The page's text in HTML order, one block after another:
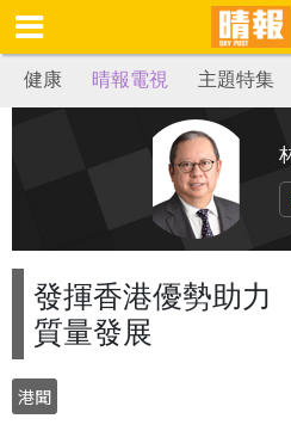
健康 晴報電視 主題特集
發揮香港優勢助力
質量發展
港聞